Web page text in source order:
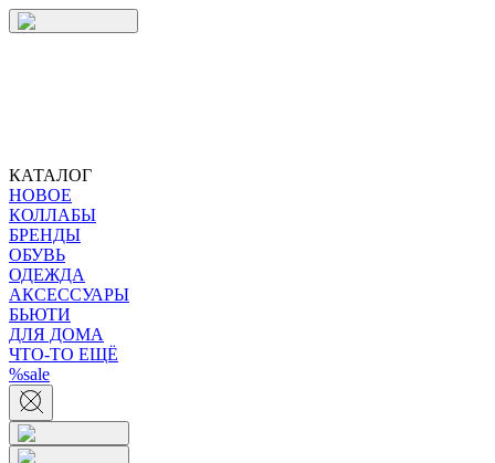
КАТАЛОГ
НОВОЕ
КОЛЛАБЫ
БРЕНДЫ
ОБУВЬ
ОДЕЖДА
АКСЕССУАРЫ
БЬЮТИ
ДЛЯ ДОМА
ЧТО-ТО ЕЩЁ
%sale